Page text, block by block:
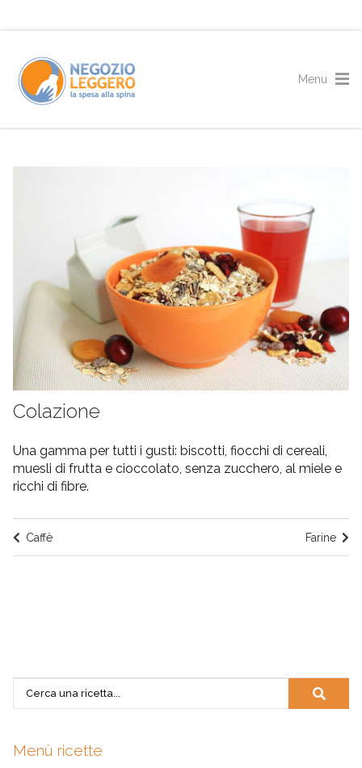
Colazione
Una gamma per tutti i gusti: biscotti, fiocchi di cereali,
muesli di frutta e cioccolato, senza zucchero, al miele e
ricchi di fibre.
Caffè Farine
Menù ricette